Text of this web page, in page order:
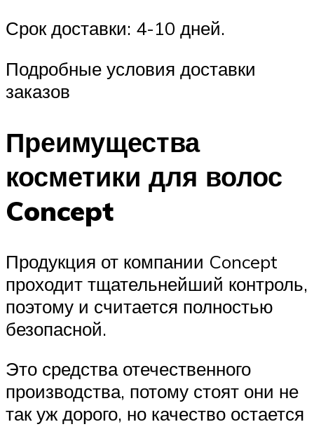
Срок доставки: 4-10 дней.
Подробные условия доставки
заказов
Преимущества
косметики для волос
Concept
Продукция от компании Concept
проходит тщательнейший контроль,
поэтому и считается полностью
безопасной.
Это средства отечественного
производства, потому стоят они не
так уж дорого, но качество остается